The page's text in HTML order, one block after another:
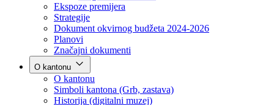
Vlada
Poslovnik
Program rada Vlade
Ekspoze premijera
Strategije
Dokument okvirnog budžeta 2024-2026
Planovi
Značajni dokumenti
O kantonu